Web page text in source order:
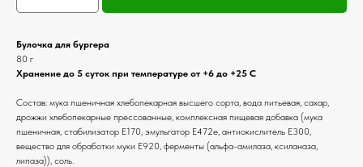
Булочка для бургера
80 г
Хранение до 5 суток при температуре от +6 до +25 С
Состав: мука пшеничная хлебопекарная высшего сорта, вода питьевая, сахар,
дрожжи хлебопекарные прессованные, комплексная пищевая добавка (мука
пшеничная, стабилизатор Е170, эмульгатор Е472е, антиокислитель Е300,
вещество для обработки муки Е920, ферменты (альфа-амилаза, ксиланаза,
липаза)), соль.